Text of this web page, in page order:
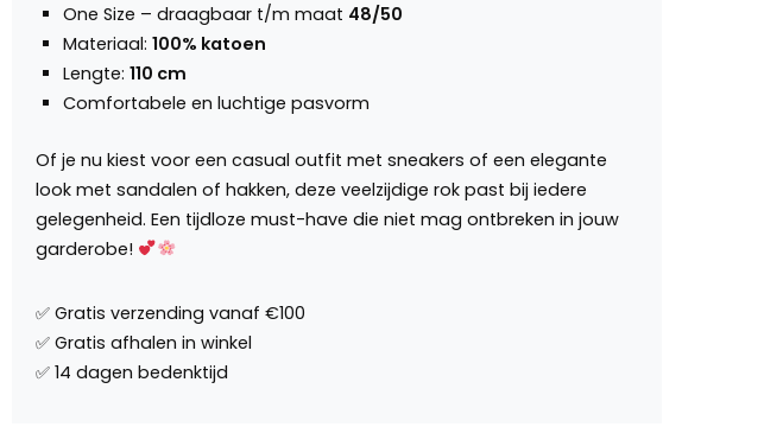
One Size – draagbaar t/m maat 48/50
Materiaal: 100% katoen
Lengte: 110 cm
Comfortabele en luchtige pasvorm
Of je nu kiest voor een casual outfit met sneakers of een elegante
look met sandalen of hakken, deze veelzijdige rok past bij iedere
gelegenheid. Een tijdloze must-have die niet mag ontbreken in jouw
garderobe!